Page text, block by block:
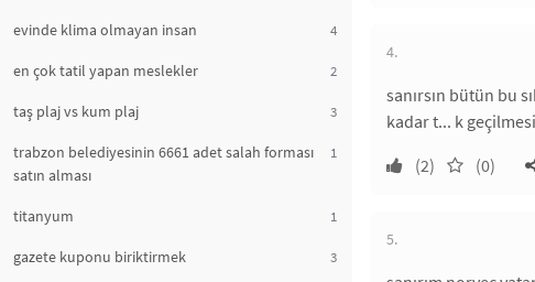
evinde klima olmayan insan 4
en çok tatil yapan meslekler 2
taş plaj vs kum plaj 3
trabzon belediyesinin 6661 adet salah forması
satın alması
1
titanyum 1
gazete kuponu biriktirmek 3
4.
sanırsın bütün bu
kadar t... k
(2)
(0)
5.